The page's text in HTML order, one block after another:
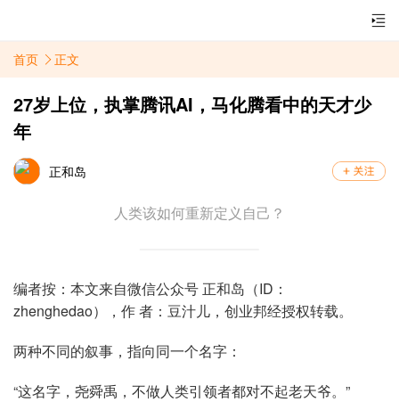
首页 正文
27岁上位，执掌腾讯AI，马化腾看中的天才少
年
正和岛
人类该如何重新定义自己？
编者按：本文来自微信公众号 正和岛（ID：
zhenghedao），作 者：豆汁儿，创业邦经授权转载。
两种不同的叙事，指向同一个名字：
“这名字，尧舜禹，不做人类引领者都对不起老天爷。”